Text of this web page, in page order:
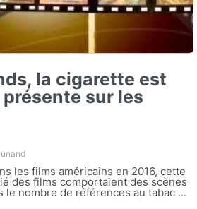
la cigarette est
sur les
les films américains en 2016, cette
des films comportaient des scènes
le nombre de références au tabac ...